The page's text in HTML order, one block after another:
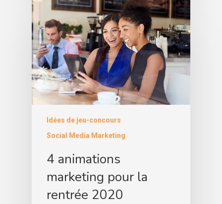
Idées de jeu-concours
Social Media Marketing
4 animations
marketing pour la
rentrée 2020